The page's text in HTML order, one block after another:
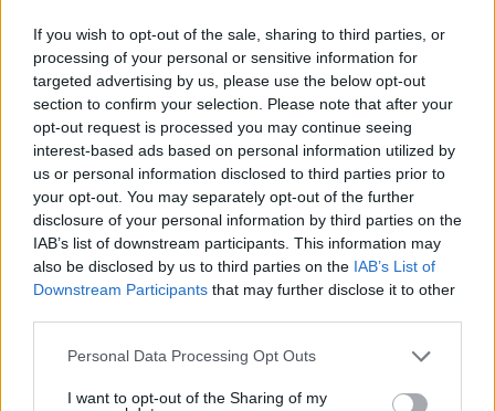
If you wish to opt-out of the sale, sharing to third parties, or
processing of your personal or sensitive information for
targeted advertising by us, please use the below opt-out
section to confirm your selection. Please note that after your
opt-out request is processed you may continue seeing
interest-based ads based on personal information utilized by
us or personal information disclosed to third parties prior to
your opt-out. You may separately opt-out of the further
disclosure of your personal information by third parties on the
IAB’s list of downstream participants. This information may
also be disclosed by us to third parties on the IAB’s List of
Downstream Participants that may further disclose it to other
Please note that this website/app uses one or more Google
not limited to your visit or usage behaviour. You may click to
Personal Data Processing Opt Outs
I want to opt-out of the Sharing of my
Προθεσμία για να απολογηθεί την
Τρίτη έλαβε η 46χρονη που
κατηγορείται για την επίθεση στη
Marfin
πριν 36 λεπτά 78
Ο Γιάννης Στάνκογλου δημοσίευσε
φωτογραφία του από το παρελθόν με
μακριά μαλλιά: Αναμνήσεις, έγραψε